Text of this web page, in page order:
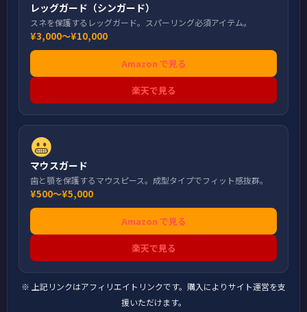
レッグガード（シンガード）
スネを保護するレッグガード。スパーリング必須アイテム。
¥3,000〜¥10,000
Amazon で見る
楽天で見る
マウスガード
歯と顎を保護するマウスピース。成型タイプでフィット感抜群。
¥500〜¥5,000
Amazon で見る
楽天で見る
※ 上記リンクはアフィリエイトリンクです。購入によりサイト運営を支
援いただけます。